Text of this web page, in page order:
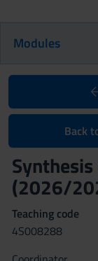
Modules
Back
(2026/
Teaching code
4S008288